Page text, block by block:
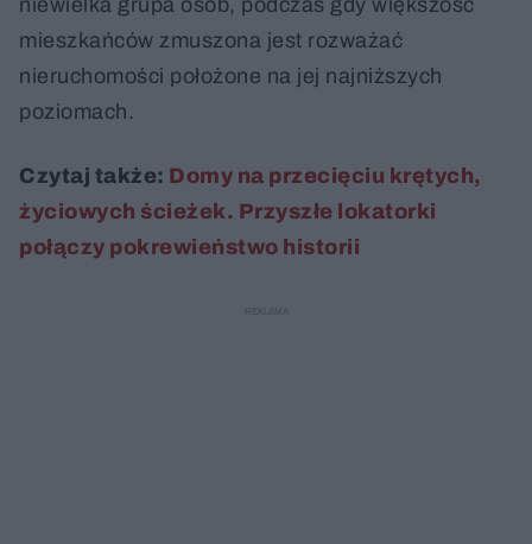
mieszkańców zmuszona jest rozważać
nieruchomości położone na jej najniższych
poziomach.
Czytaj także: Domy na przecięciu krętych,
życiowych ścieżek. Przyszłe lokatorki
połączy pokrewieństwo historii